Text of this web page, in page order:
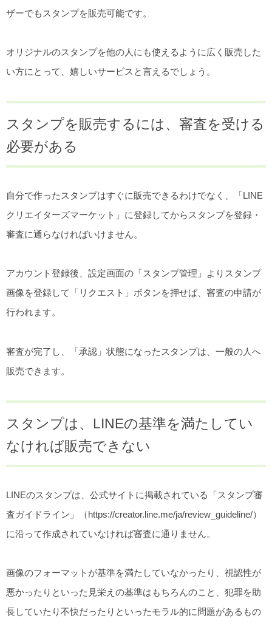
ザーでもスタンプを販売可能です。
オリジナルのスタンプを他の人にも使えるように広く販売した
い方にとって、嬉しいサービスと言えるでしょう。
スタンプを販売するには、審査を受ける
必要がある
自分で作ったスタンプはすぐに販売できるわけでなく、「LINE
クリエイターズマーケット」に登録してからスタンプを登録・
審査に通らなければいけません。
アカウント登録後、設定画面の「スタンプ管理」よりスタンプ
画像を登録して「リクエスト」ボタンを押せば、審査の申請が
行われます。
審査が完了し、「承認」状態になったスタンプは、一般の人へ
販売できます。
スタンプは、LINEの基準を満たしてい
なければ販売できない
LINEのスタンプは、公式サイトに掲載されている「スタンプ審
査ガイドライン」（https://creator.line.me/ja/review_guideline/）
に沿って作成されていなければ審査に通りません。
画像のフォーマットが基準を満たしていなかったり、視認性が
悪かったりといった見栄えの基準はもちろんのこと、犯罪を助
長していたり不快だったりといったモラル的に問題があるもの